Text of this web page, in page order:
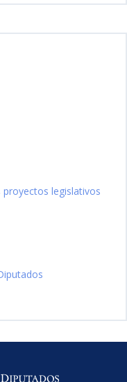
proyectos legislativos